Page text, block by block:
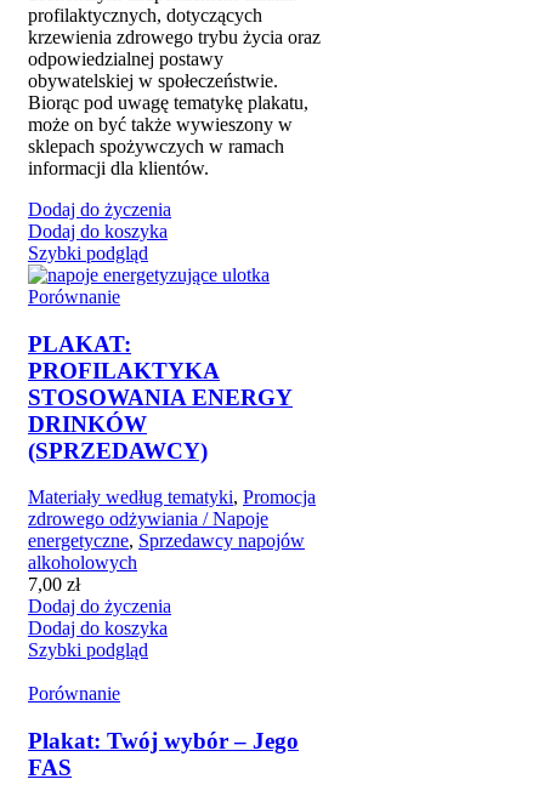
profilaktycznych, dotyczących
krzewienia zdrowego trybu życia oraz
odpowiedzialnej postawy
obywatelskiej w społeczeństwie.
Biorąc pod uwagę tematykę plakatu,
może on być także wywieszony w
sklepach spożywczych w ramach
informacji dla klientów.
Dodaj do życzenia
Dodaj do koszyka
Szybki podgląd
Porównanie
PLAKAT:
PROFILAKTYKA
STOSOWANIA ENERGY
DRINKÓW
(SPRZEDAWCY)
Materiały według tematyki, Promocja
zdrowego odżywiania / Napoje
energetyczne, Sprzedawcy napojów
alkoholowych
7,00 zł
Dodaj do życzenia
Dodaj do koszyka
Szybki podgląd
Porównanie
Plakat: Twój wybór – Jego
FAS